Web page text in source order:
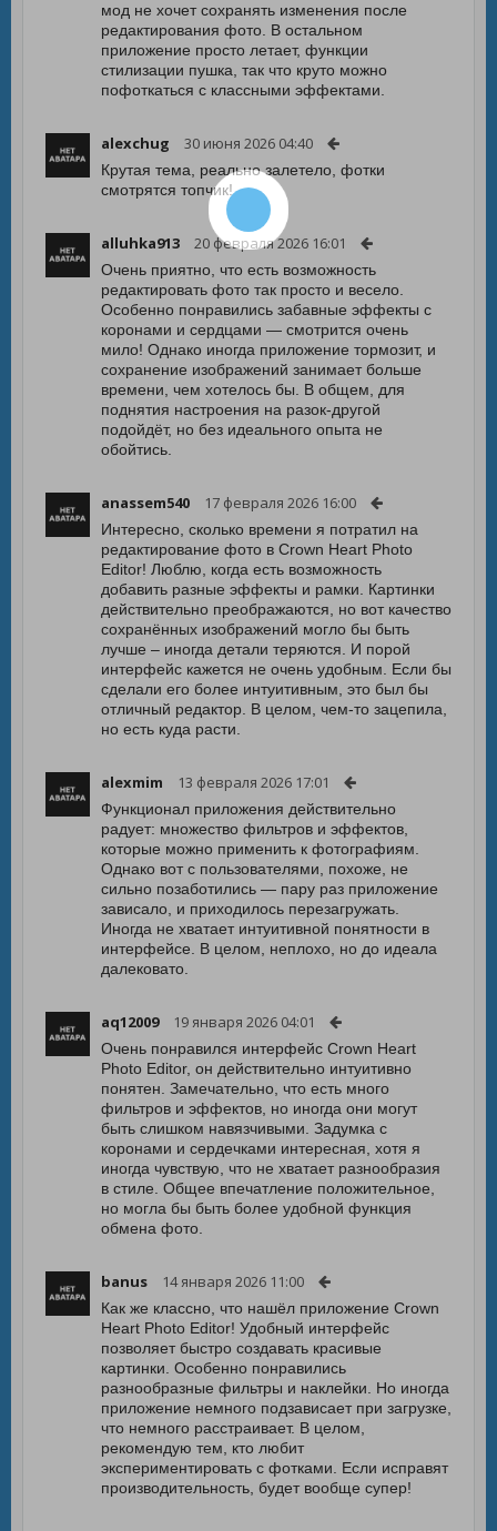
мод не хочет сохранять изменения после
редактирования фото. В остальном
приложение просто летает, функции
стилизации пушка, так что круто можно
пофоткаться с классными эффектами.
alexchug 30 июня 2026 04:40
Крутая тема, реально залетело, фотки
смотрятся топчик!
alluhka913 20 февраля 2026 16:01
Очень приятно, что есть возможность
редактировать фото так просто и весело.
Особенно понравились забавные эффекты с
коронами и сердцами — смотрится очень
мило! Однако иногда приложение тормозит, и
сохранение изображений занимает больше
времени, чем хотелось бы. В общем, для
поднятия настроения на разок-другой
подойдёт, но без идеального опыта не
обойтись.
anassem540 17 февраля 2026 16:00
Интересно, сколько времени я потратил на
редактирование фото в Crown Heart Photo
Editor! Люблю, когда есть возможность
добавить разные эффекты и рамки. Картинки
действительно преображаются, но вот качество
сохранённых изображений могло бы быть
лучше – иногда детали теряются. И порой
интерфейс кажется не очень удобным. Если бы
сделали его более интуитивным, это был бы
отличный редактор. В целом, чем-то зацепила,
но есть куда расти.
alexmim 13 февраля 2026 17:01
Функционал приложения действительно
радует: множество фильтров и эффектов,
которые можно применить к фотографиям.
Однако вот с пользователями, похоже, не
сильно позаботились — пару раз приложение
зависало, и приходилось перезагружать.
Иногда не хватает интуитивной понятности в
интерфейсе. В целом, неплохо, но до идеала
далековато.
aq12009 19 января 2026 04:01
Очень понравился интерфейс Crown Heart
Photo Editor, он действительно интуитивно
понятен. Замечательно, что есть много
фильтров и эффектов, но иногда они могут
быть слишком навязчивыми. Задумка с
коронами и сердечками интересная, хотя я
иногда чувствую, что не хватает разнообразия
в стиле. Общее впечатление положительное,
но могла бы быть более удобной функция
обмена фото.
banus 14 января 2026 11:00
Как же классно, что нашёл приложение Crown
Heart Photo Editor! Удобный интерфейс
позволяет быстро создавать красивые
картинки. Особенно понравились
разнообразные фильтры и наклейки. Но иногда
приложение немного подзависает при загрузке,
что немного расстраивает. В целом,
рекомендую тем, кто любит
экспериментировать с фотками. Если исправят
производительность, будет вообще супер!